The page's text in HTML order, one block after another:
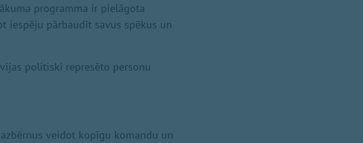
programma ir pielāgota
iespēju pārbaudīt savus spēkus un
politiski represēto personu
veidot kopīgu komandu un